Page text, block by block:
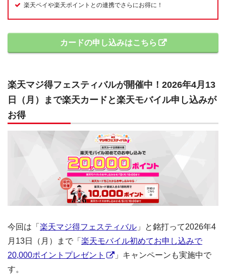
楽天ペイや楽天ポイントとの連携でさらにお得に！
カードの申し込みはこちら
楽天マジ得フェスティバルが開催中！2026年4月13
日（月）まで楽天カードと楽天モバイル申し込みが
お得
今回は「 楽天マジ得フェスティバル 」と銘打って2026年4
月13日（月）まで「 楽天モバイル初めてお申し込みで
20,000ポイントプレゼント
」キャンペーンも実施中で
す。